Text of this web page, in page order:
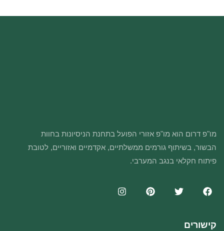
מו"פ דרום הוא מו"פ אזורי הפועל בתחנת הניסיונות בחוות
הבשור, בשיתוף גורמים ממשלתיים, אקדמיים ואזוריים, לטובת
פיתוח חקלאי בנגב המערבי.
קישורים